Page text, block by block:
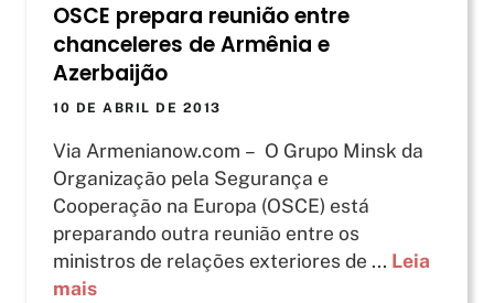
OSCE prepara reunião entre
chanceleres de Armênia e
Azerbaijão
10 DE ABRIL DE 2013
Via Armenianow.com – O Grupo Minsk da
Organização pela Segurança e
Cooperação na Europa (OSCE) está
preparando outra reunião entre os
ministros de relações exteriores de ... Leia
mais